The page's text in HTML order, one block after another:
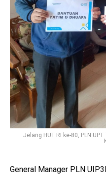
Jelang HUT RI ke-80, PLN
General Manager PLN